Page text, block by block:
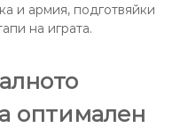
и армия, подготвяйки
на играта.
оптимален